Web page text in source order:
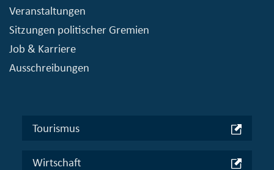
Veranstaltungen
Sitzungen politischer Gremien
Job & Karriere
Ausschreibungen
Tourismus
Wirtschaft